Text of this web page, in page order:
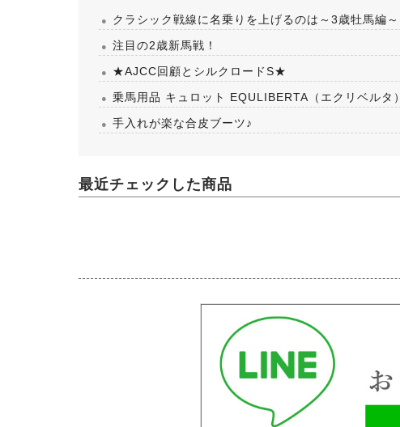
クラシック戦線に名乗りを上げるのは～3歳牡馬編～
注目の2歳新馬戦！
★AJCC回顧とシルクロードS★
乗馬用品 キュロット EQULIBERTA（エクリベルタ）
手入れが楽な合皮ブーツ♪
最近チェックした商品